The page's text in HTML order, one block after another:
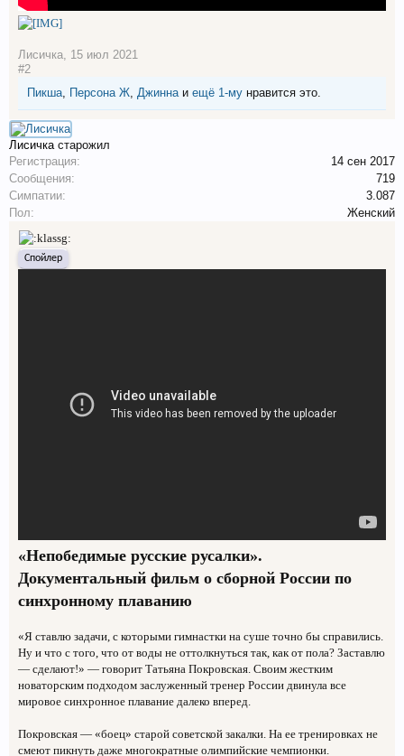
Лисичка, 15 июл 2021
#2
Пикша, Персона Ж, Джиннаи ещё 1-му нравится это.
Лисичка старожил
Регистрация:
14 сен 2017
Сообщения:
719
Симпатии:
3.087
Пол:
Женский
Спойлер
«Непобедимые русские русалки».
Документальный фильм о сборной России по
синхронному плаванию
«Я ставлю задачи, с которыми гимнастки на суше точно бы справились.
Ну и что с того, что от воды не оттолкнуться так, как от пола? Заставлю
— сделают!» — говорит Татьяна Покровская. Своим жестким
новаторским подходом заслуженный тренер России двинула все
мировое синхронное плавание далеко вперед.
Покровская — «боец» старой советской закалки. На ее тренировках не
смеют пикнуть даже многократные олимпийские чемпионки.